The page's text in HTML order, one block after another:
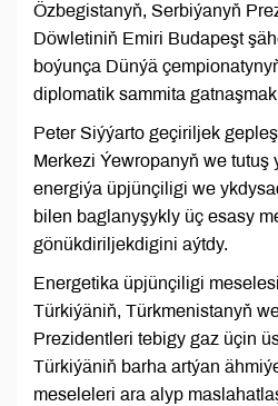
Özbegistanyň, Serbiýanyň
Döwletiniň Emiri Budapeşt
boýunça Dünýä
diplomatik sammita
Peter Siýýarto geçiriljek
Merkezi Ýewropanyň we tutuş
energiýa üpjünçiligi we
bilen baglanyşykly üç esasy
gönükdiriljekdigini aýtdy.
Energetika üpjünçiligi
Türkiýäniň, Türkmenistanyň
Prezidentleri tebigy gaz üçin
Türkiýäniň barha artýan
meseleleri ara alyp